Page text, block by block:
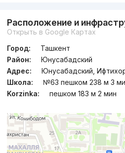
Расположение и
Открыть в Google Картах
Город:
Ташкент
Район:
Юнусабадский
Адрес:
Юнусабадский,
Школа:
№63 пешком 238 м 3
Korzinka:
пешком 183 м 2 мин